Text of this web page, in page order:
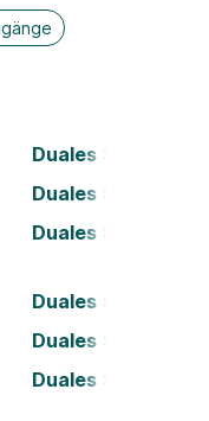
Duales Studium
Duales Studium
Duales Studium
Duales Studium
Duales Studium
Duales Studium